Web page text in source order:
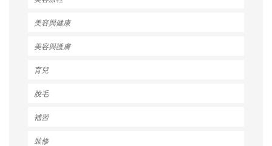
美容與健康
美容與護膚
育兒
脫毛
補習
裝修